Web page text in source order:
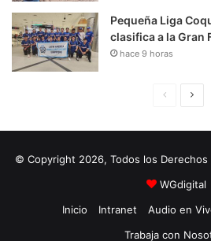
Pequeña Liga
clasifica a la Gran
hace 9 horas
i
n
a
u
i
e
© Copyright 2026, Todos los
WGdigital
Inicio
Intranet Audio en
Trabaja con